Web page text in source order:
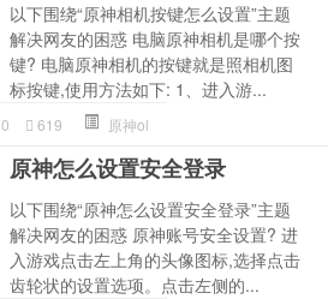
以下围绕“原神相机按键怎么设置”主题
解决网友的困惑 电脑原神相机是哪个按
键? 电脑原神相机的按键就是照相机图
标按键,使用方法如下: 1、进入游...
0 619 原神ol
原神怎么设置安全登录
以下围绕“原神怎么设置安全登录”主题
解决网友的困惑 原神账号安全设置? 进
入游戏点击左上角的头像图标,选择点击
齿轮状的设置选项。点击左侧的...